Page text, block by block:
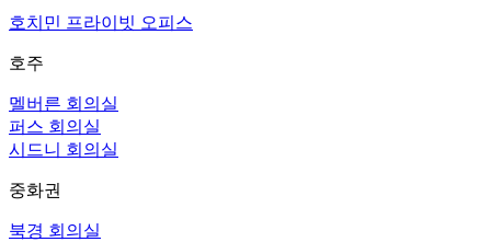
호치민 프라이빗 오피스
호주
멜버른 회의실
퍼스 회의실
시드니 회의실
중화권
북경 회의실